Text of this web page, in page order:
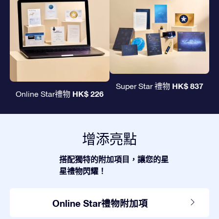
Online Star禮物 HK$ 226
Super Star 禮物 HK$ 837
增添亮點
搭配獨特的附加項目，讓您的星
星禮物閃耀！
Online Star禮物附加項